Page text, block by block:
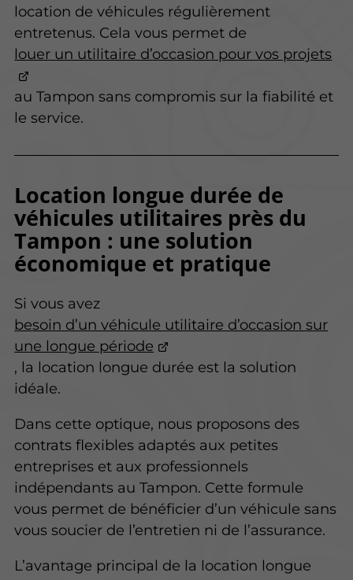
location de véhicules régulièrement
entretenus. Cela vous permet de
louer un utilitaire d’occasion pour vos projets
au Tampon sans compromis sur la fiabilité et
le service.
Location longue durée de
véhicules utilitaires près du
Tampon : une solution
économique et pratique
Si vous avez
besoin d’un véhicule utilitaire d’occasion sur
une longue période
, la location longue durée est la solution
idéale.
Dans cette optique, nous proposons des
contrats flexibles adaptés aux petites
entreprises et aux professionnels
indépendants au Tampon. Cette formule
vous permet de bénéficier d’un véhicule sans
vous soucier de l’entretien ni de l’assurance.
L’avantage principal de la location longue